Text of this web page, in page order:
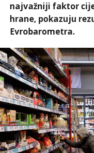
najvažniji faktor
hrane, pokazuju
Evrobarometra.